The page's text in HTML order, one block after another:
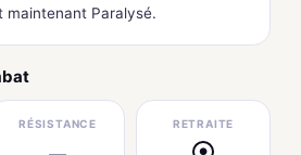
maintenant Paralysé.
RÉSISTANCE RETRAITE
●